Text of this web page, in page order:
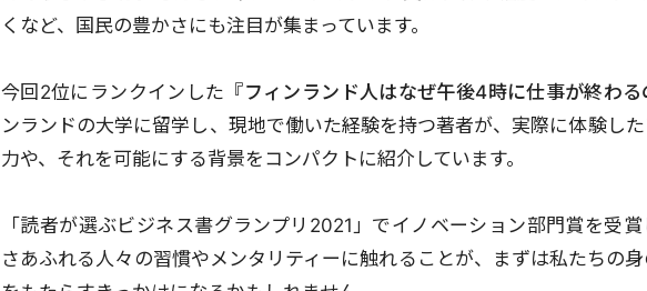
くなど、国民の豊かさにも注目が集まっています。
今回2位にランクインした 『フィンランド人はなぜ午後4時に仕事が終わる
ンランドの大学に留学し、現地で働いた経験を持つ著者が、実際に体験し
力や、それを可能にする背景をコンパクトに紹介しています。
「読者が選ぶビジネス書グランプリ2021」でイノベーション部門賞を受
さあふれる人々の習慣やメンタリティーに触れることが、まずは私たちの